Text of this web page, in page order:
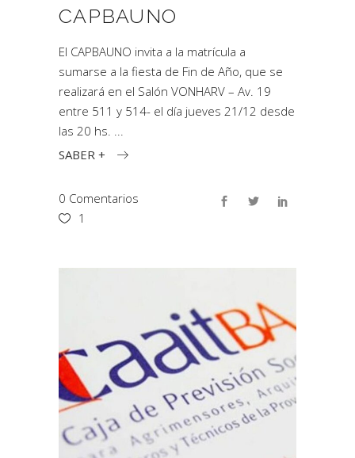
CAPBAUNO
El CAPBAUNO invita a la matrícula a
sumarse a la fiesta de Fin de Año, que se
realizará en el Salón VONHARV – Av. 19
entre 511 y 514- el día jueves 21/12 desde
las 20 hs.
SABER +
0 Comentarios
1